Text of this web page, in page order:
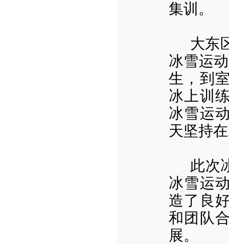
集训。
大东
冰雪运
生，到
冰上训
冰雪运
天坚持
此次
冰雪运
造了良
和团队
展。